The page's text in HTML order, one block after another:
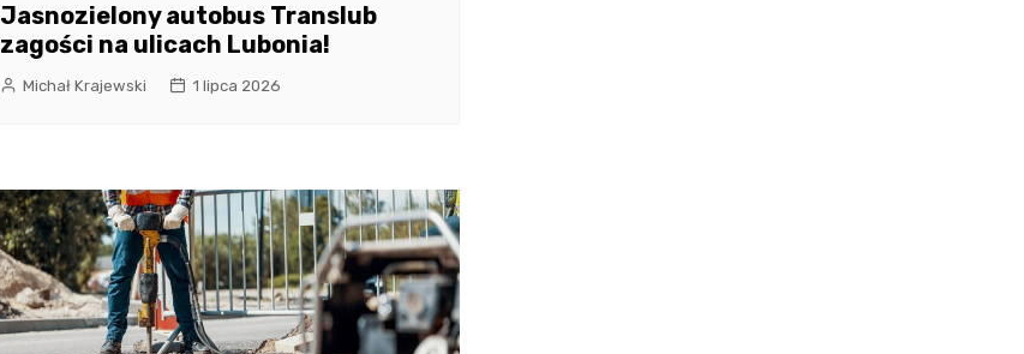
Jasnozielony autobus Translub
zagości na ulicach Lubonia!
Michał Krajewski 1 lipca 2026